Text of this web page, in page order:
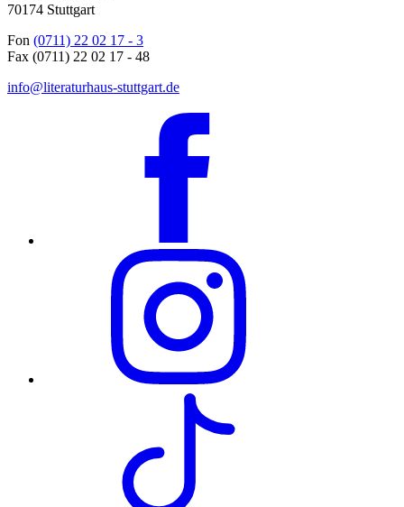
70174 Stuttgart
Fon (0711) 22 02 17 - 3
Fax (0711) 22 02 17 - 48
info@literaturhaus-stuttgart.de